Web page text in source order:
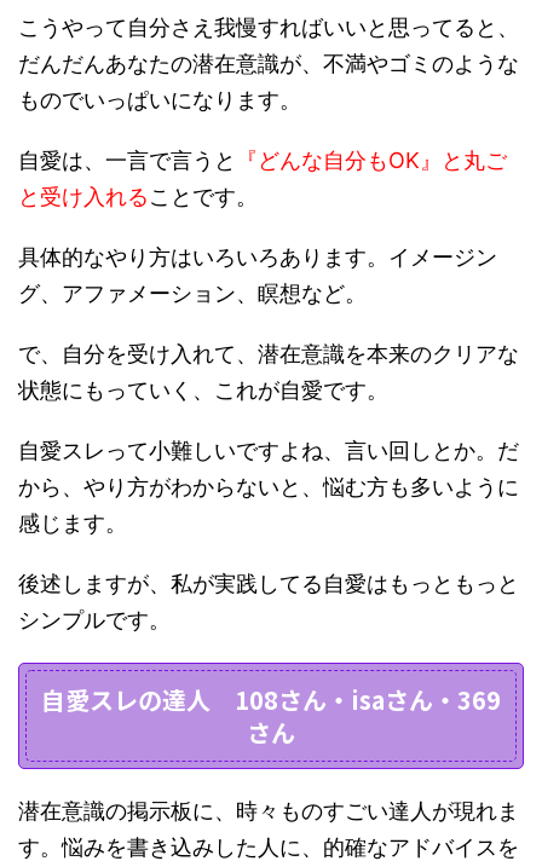
こうやって自分さえ我慢すればいいと思ってると、
だんだんあなたの潜在意識が、不満やゴミのような
ものでいっぱいになります。
自愛は、一言で言うと
『どんな自分もOK』と丸ご
と受け入れることです。
具体的なやり方はいろいろあります。イメージン
グ、アファメーション、瞑想など。
で、 自分を受け入れて、潜在意識を本来のクリアな
状態にもっていく、これが自愛です。
自愛スレって小難しいですよね、言い回しとか。だ
から、やり方がわからないと、悩む方も多いように
感じます。
後述しますが、私が実践してる自愛はもっともっと
シンプルです。
自愛スレの達人 108さん・isaさん・369
さん
潜在意識の掲示板に、時々ものすごい達人が現れま
す。悩みを書き込みした人に、的確なアドバイスを